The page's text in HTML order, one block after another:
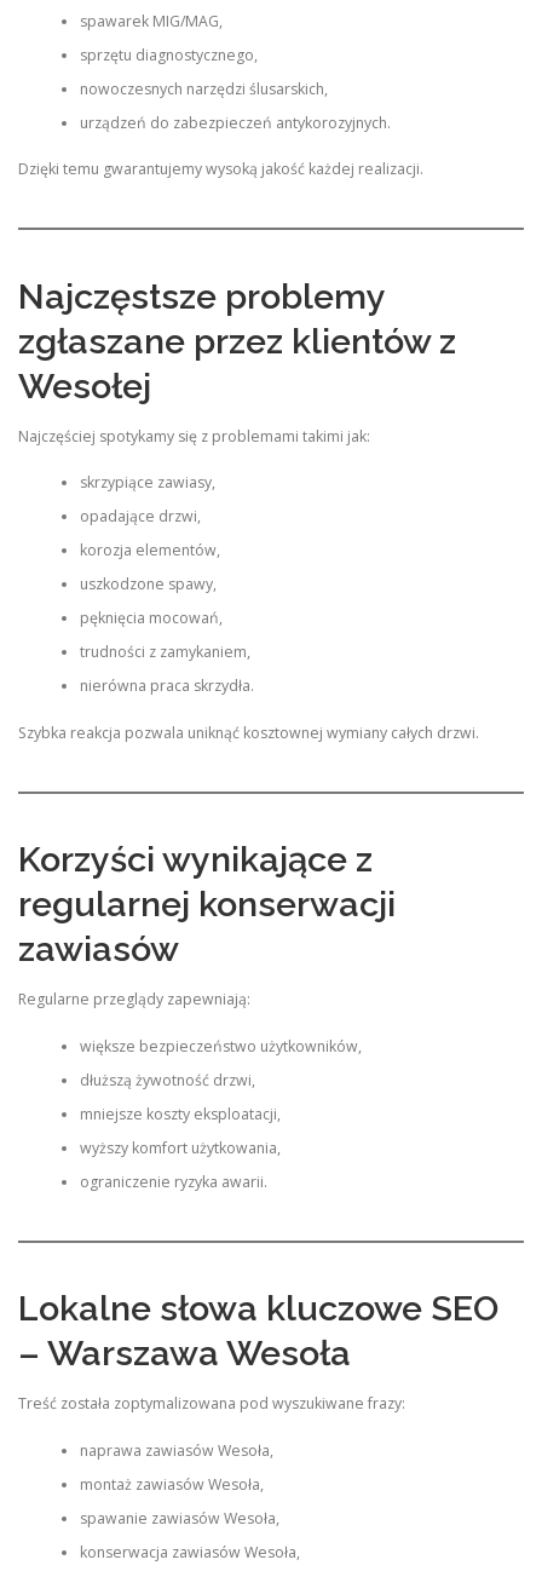
spawarek MIG/MAG,
sprzętu diagnostycznego,
nowoczesnych narzędzi ślusarskich,
urządzeń do zabezpieczeń antykorozyjnych.
Dzięki temu gwarantujemy wysoką jakość każdej realizacji.
Najczęstsze problemy
zgłaszane przez klientów z
Wesołej
Najczęściej spotykamy się z problemami takimi jak:
skrzypiące zawiasy,
opadające drzwi,
korozja elementów,
uszkodzone spawy,
pęknięcia mocowań,
trudności z zamykaniem,
nierówna praca skrzydła.
Szybka reakcja pozwala uniknąć kosztownej wymiany całych drzwi.
Korzyści wynikające z
regularnej konserwacji
zawiasów
Regularne przeglądy zapewniają:
większe bezpieczeństwo użytkowników,
dłuższą żywotność drzwi,
mniejsze koszty eksploatacji,
wyższy komfort użytkowania,
ograniczenie ryzyka awarii.
Lokalne słowa kluczowe SEO
– Warszawa Wesoła
Treść została zoptymalizowana pod wyszukiwane frazy:
naprawa zawiasów Wesoła,
montaż zawiasów Wesoła,
spawanie zawiasów Wesoła,
konserwacja zawiasów Wesoła,